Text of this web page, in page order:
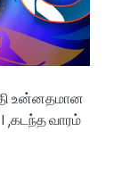
உன்னதமான
,கடந்த வாரம்